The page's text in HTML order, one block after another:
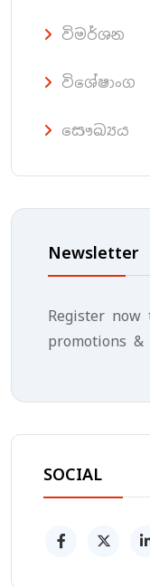
විමර්ශන
විශේෂාංග
සෞඛ්‍යය
Newsletter
Register
promotions &
SOCIAL